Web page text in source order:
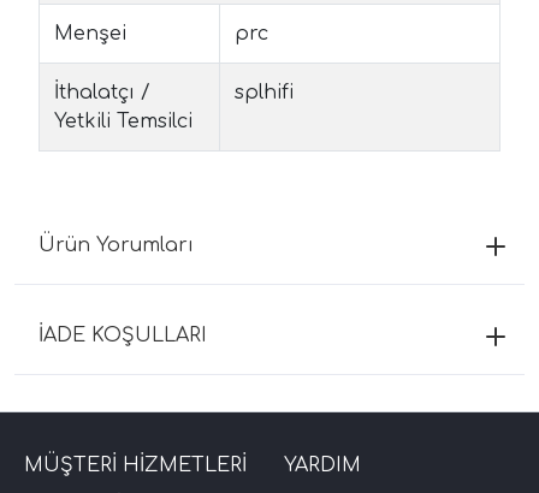
Menşei prc
İthalatçı /
Yetkili Temsilci
splhifi
Ürün Yorumları
İADE KOŞULLARI
MÜŞTERİ HİZMETLERİ YARDIM